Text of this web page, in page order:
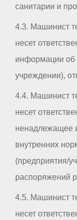
санитарии и
4.3. Машинист
несет
информации об
учреждении),
4.4. Машинист
несет
ненадлежащее
внутренних
(предприятия/
распоряжений
4.5. Машинист
несет